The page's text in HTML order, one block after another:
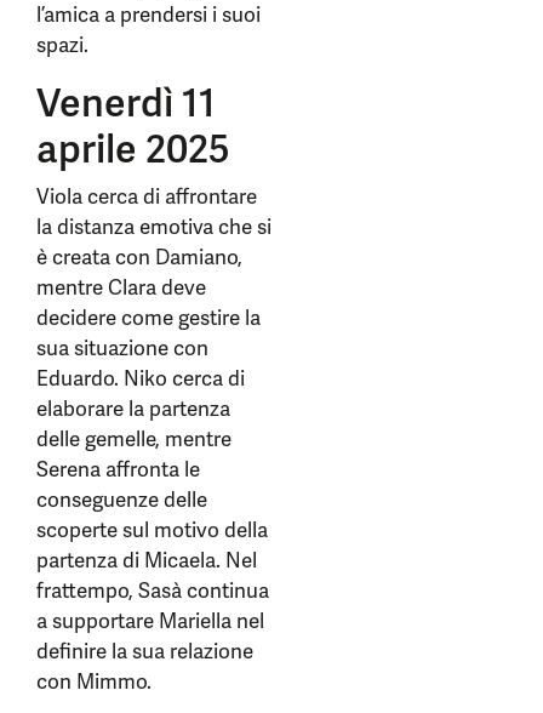
l’amica a prendersi i suoi
spazi.
Venerdì 11
aprile 2025
Viola cerca di affrontare
la distanza emotiva che si
è creata con Damiano,
mentre Clara deve
decidere come gestire la
sua situazione con
Eduardo. Niko cerca di
elaborare la partenza
delle gemelle, mentre
Serena affronta le
conseguenze delle
scoperte sul motivo della
partenza di Micaela. Nel
frattempo, Sasà continua
a supportare Mariella nel
definire la sua relazione
con Mimmo.